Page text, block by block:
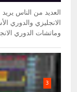
العديد من الناس
الانجليزي والدوري
وماتشات الدوري
3